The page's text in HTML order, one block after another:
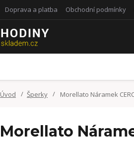
Doprava a platba Obchodní podmínky
Úvod Šperky Morellato Náramek
Morellato